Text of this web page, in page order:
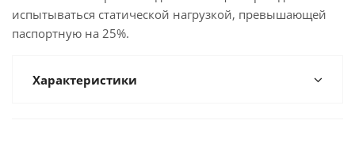
испытываться статической нагрузкой, превышающей
паспортную на 25%.
Характеристики